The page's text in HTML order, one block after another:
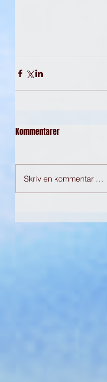
Kommentarer
Skriv en kommentar …